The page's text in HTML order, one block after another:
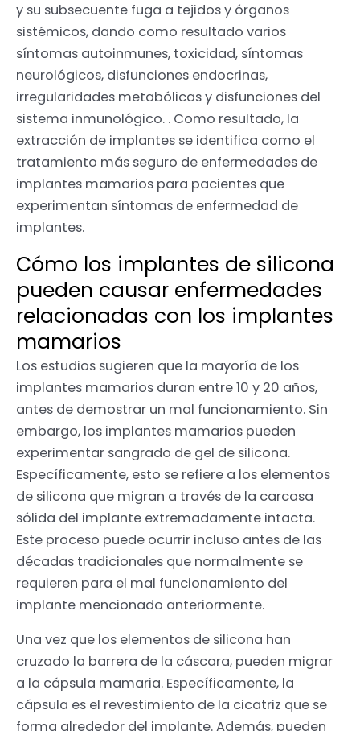
y su subsecuente fuga a tejidos y órganos
sistémicos, dando como resultado varios
síntomas autoinmunes, toxicidad, síntomas
neurológicos, disfunciones endocrinas,
irregularidades metabólicas y disfunciones del
sistema inmunológico. . Como resultado, la
extracción de implantes se identifica como el
tratamiento más seguro de enfermedades de
implantes mamarios para pacientes que
experimentan síntomas de enfermedad de
implantes.
Cómo los implantes de silicona
pueden causar enfermedades
relacionadas con los implantes
mamarios
Los estudios sugieren que la mayoría de los
implantes mamarios duran entre 10 y 20 años,
antes de demostrar un mal funcionamiento. Sin
embargo, los implantes mamarios pueden
experimentar sangrado de gel de silicona.
Específicamente, esto se refiere a los elementos
de silicona que migran a través de la carcasa
sólida del implante extremadamente intacta.
Este proceso puede ocurrir incluso antes de las
décadas tradicionales que normalmente se
requieren para el mal funcionamiento del
implante mencionado anteriormente.
Una vez que los elementos de silicona han
cruzado la barrera de la cáscara, pueden migrar
a la cápsula mamaria. Específicamente, la
cápsula es el revestimiento de la cicatriz que se
forma alrededor del implante. Además, pueden